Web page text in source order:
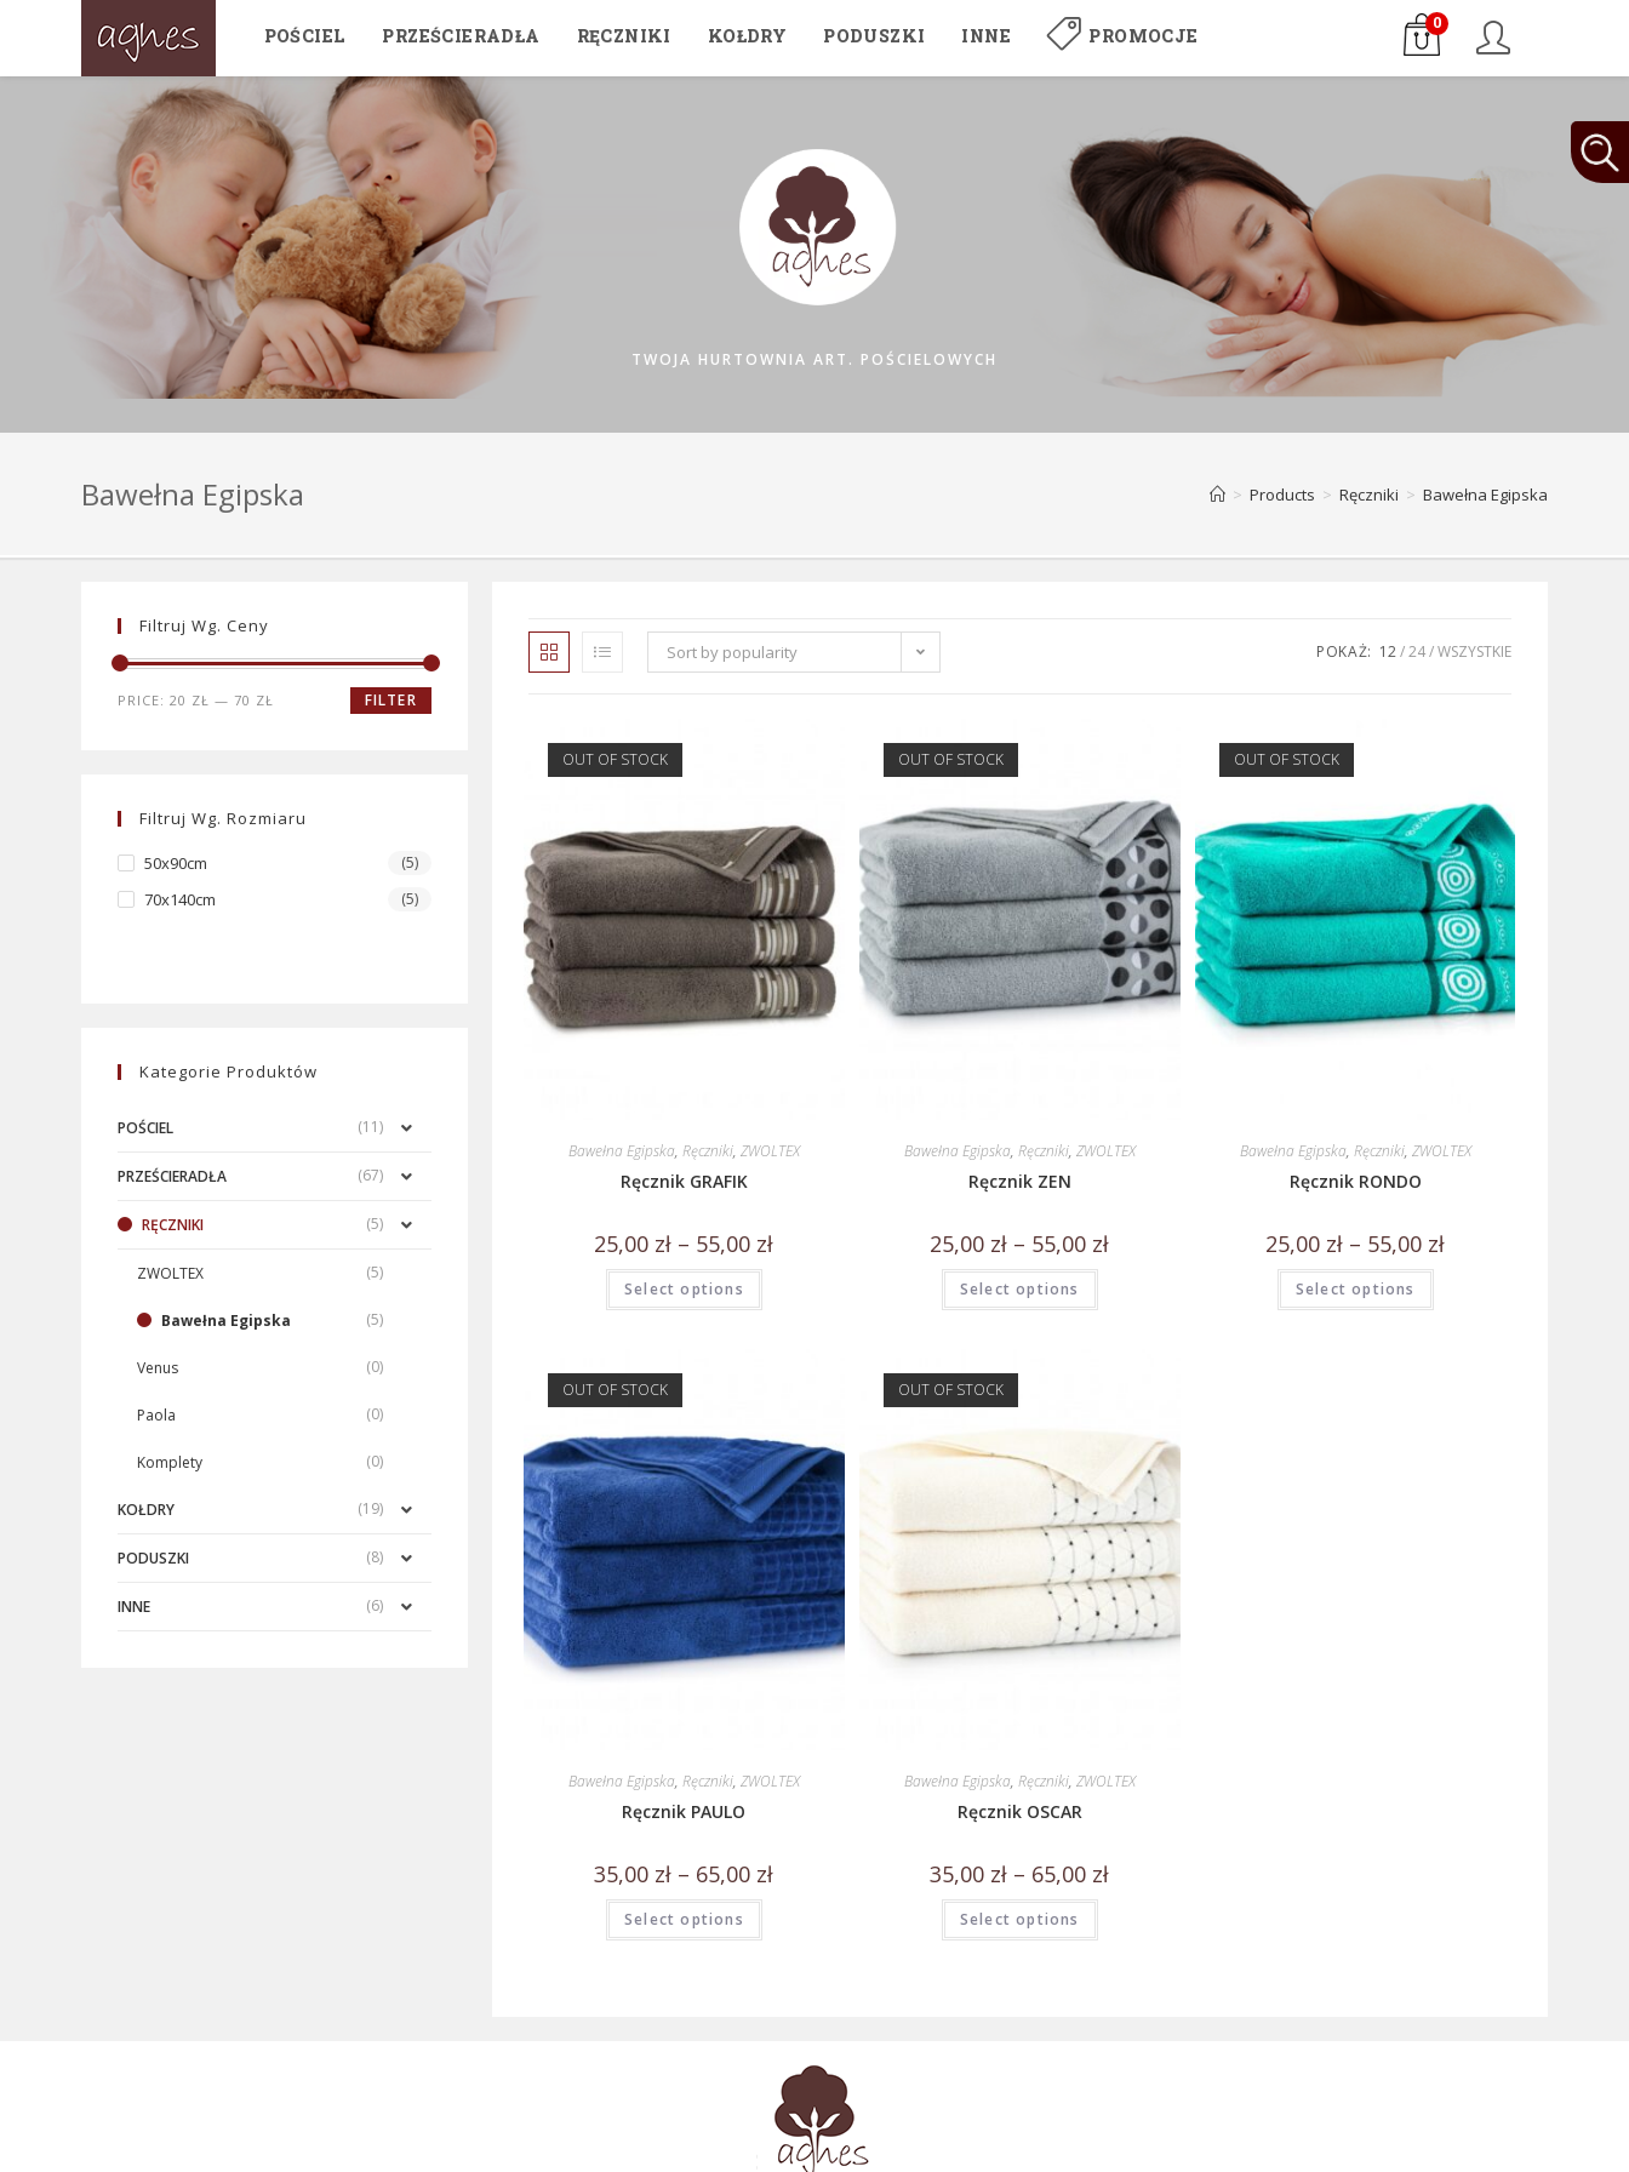
POŚCIEL PRZEŚCIERADŁA RĘCZNIKI KOŁDRY PODUSZKI INNE PROMOCJE
0
TWOJA HURTOWNIA ART. POŚCIELOWYCH
Bawełna Egipska > Products > Ręczniki > Bawełna Egipska
Sort by popularity POKAŻ: 12 24 WSZYSTKIE
OUT OF STOCK
Bawełna Egipska, Ręczniki, ZWOLTEX
Ręcznik GRAFIK
25,00 zł – 55,00 zł
Select options
OUT OF STOCK
Bawełna Egipska, Ręczniki, ZWOLTEX
Ręcznik ZEN
25,00 zł – 55,00 zł
Select options
OUT OF STOCK
Bawełna Egipska, Ręczniki, ZWOLTEX
Ręcznik RONDO
25,00 zł – 55,00 zł
Select options
OUT OF STOCK
Bawełna Egipska, Ręczniki, ZWOLTEX
Ręcznik PAULO
35,00 zł – 65,00 zł
Select options
OUT OF STOCK
Bawełna Egipska, Ręczniki, ZWOLTEX
Ręcznik OSCAR
35,00 zł – 65,00 zł
Select options
Filtruj Wg. Ceny
FILTER
PRICE:20 ZŁ — 70 ZŁ
Filtruj Wg. Rozmiaru
50x90cm (5)
70x140cm (5)
Kategorie Produktów
POŚCIEL (11)
PRZEŚCIERADŁA (67)
RĘCZNIKI (5)
ZWOLTEX (5)
Bawełna Egipska (5)
Venus (0)
Paola (0)
Komplety (0)
KOŁDRY (19)
PODUSZKI (8)
INNE (6)